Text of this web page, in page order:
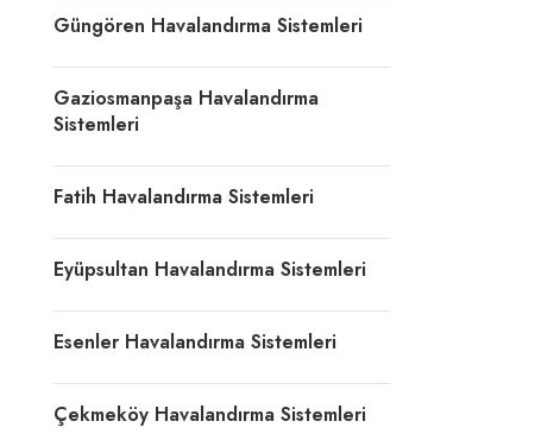
Güngören Havalandırma Sistemleri
Gaziosmanpaşa Havalandırma
Sistemleri
Fatih Havalandırma Sistemleri
Eyüpsultan Havalandırma Sistemleri
Esenler Havalandırma Sistemleri
Çekmeköy Havalandırma Sistemleri